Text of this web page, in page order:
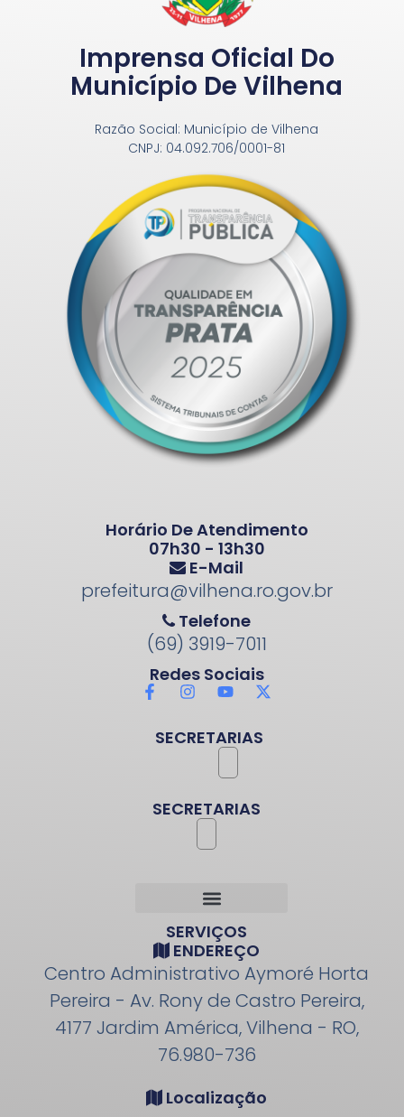
Imprensa Oficial Do
Município De Vilhena
Razão Social: Município de Vilhena
CNPJ: 04.092.706/0001-81
Horário De Atendimento
07h30 - 13h30
E-Mail
prefeitura@vilhena.ro.gov.br
Telefone
(69) 3919-7011
Redes Sociais
SECRETARIAS
SECRETARIAS
SERVIÇOS
ENDEREÇO
Centro Administrativo Aymoré Horta
Pereira - Av. Rony de Castro Pereira,
4177 Jardim América, Vilhena - RO,
76.980-736
Localização